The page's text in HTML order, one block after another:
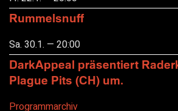
Rummelsnuff
Sa. 30.1. — 20:00
DarkAppeal präsentiert
Plague Pits (CH) um.
Programmarchiv